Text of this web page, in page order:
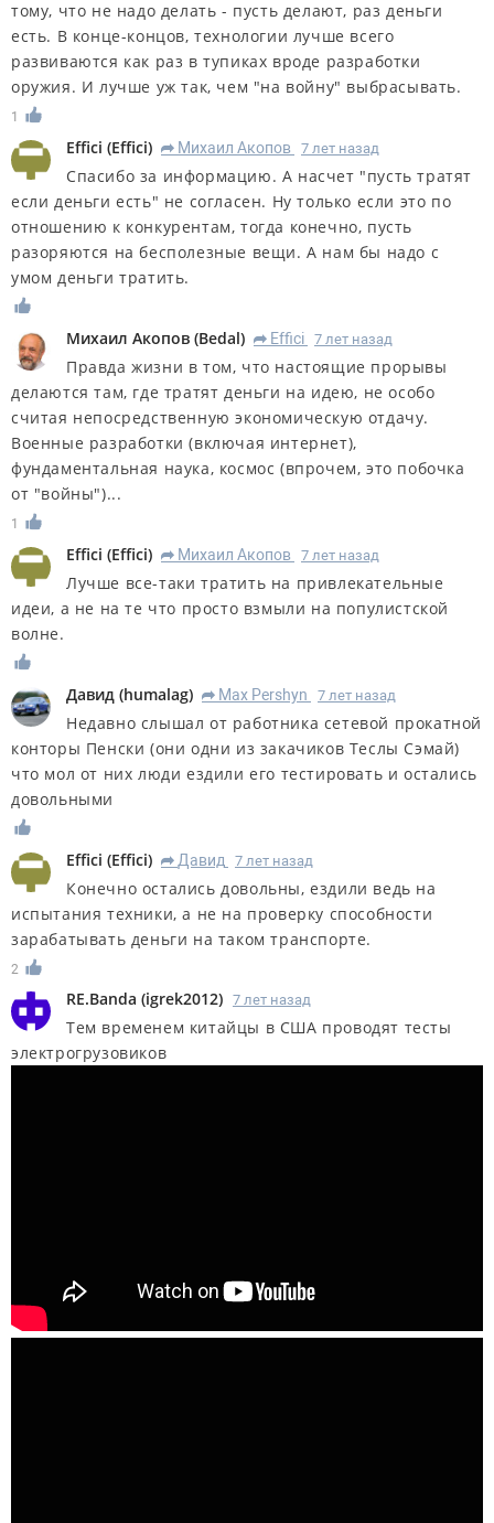
тому, что не надо делать - пусть делают, раз деньги
есть. В конце-концов, технологии лучше всего
развиваются как раз в тупиках вроде разработки
оружия. И лучше уж так, чем "на войну" выбрасывать.
1
Effici (Effici) R Михаил Акопов 7 лет назад
Спасибо за информацию. А насчет "пусть тратят
если деньги есть" не согласен. Ну только если это по
отношению к конкурентам, тогда конечно, пусть
разоряются на бесполезные вещи. А нам бы надо с
умом деньги тратить.
Михаил Акопов (Bedal) R Effici 7 лет назад
Правда жизни в том, что настоящие прорывы
делаются там, где тратят деньги на идею, не особо
считая непосредственную экономическую отдачу.
Военные разработки (включая интернет),
фундаментальная наука, космос (впрочем, это побочка
от "войны")...
1
Effici (Effici) R Михаил Акопов 7 лет назад
Лучше все-таки тратить на привлекательные
идеи, а не на те что просто взмыли на популистской
волне.
Дaвид (humalag) R Max Pershyn 7 лет назад
Недавно слышал от работника сетевой прокатной
конторы Пенски (они одни из закачиков Теслы Сэмай)
что мол от них люди ездили его тестировать и остались
довольными
Effici (Effici) R Дaвид 7 лет назад
Конечно остались довольны, ездили ведь на
испытания техники, а не на проверку способности
зарабатывать деньги на таком транспорте.
2
RE.Banda (igrek2012) 7 лет назад
Тем временем китайцы в США проводят тесты
электрогрузовиков